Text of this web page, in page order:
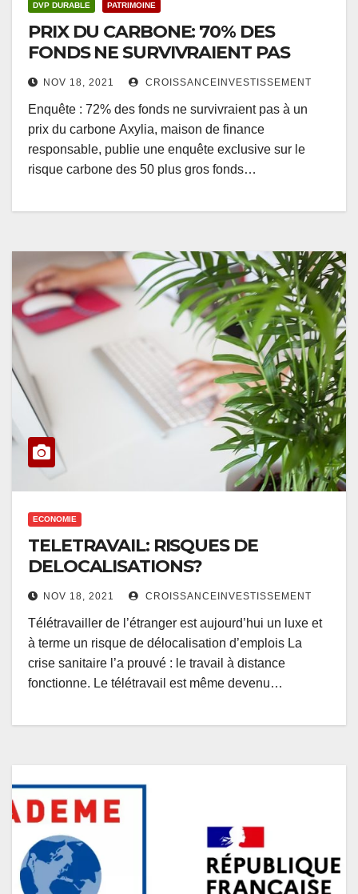
DVP DURABLE PATRIMOINE
PRIX DU CARBONE: 70% DES
FONDS NE SURVIVRAIENT PAS
NOV 18, 2021 CROISSANCEINVESTISSEMENT
Enquête : 72% des fonds ne survivraient pas à un
prix du carbone Axylia, maison de finance
responsable, publie une enquête exclusive sur le
risque carbone des 50 plus gros fonds…
ECONOMIE
TELETRAVAIL: RISQUES DE
DELOCALISATIONS?
NOV 18, 2021 CROISSANCEINVESTISSEMENT
Télétravailler de l’étranger est aujourd’hui un luxe et
à terme un risque de délocalisation d’emplois La
crise sanitaire l’a prouvé : le travail à distance
fonctionne. Le télétravail est même devenu…